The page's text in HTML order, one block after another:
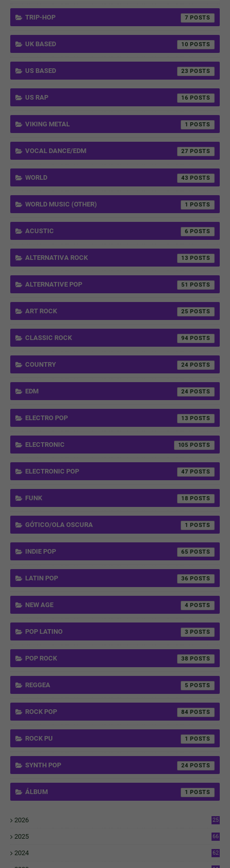
TRIP-HOP 7
UK BASED 10
US BASED 23
US RAP 16
VIKING METAL 1
VOCAL DANCE/EDM 27
WORLD 43
WORLD MUSIC (OTHER) 1
ACUSTIC 6
ALTERNATIVA ROCK 13
ALTERNATIVE POP 51
ART ROCK 25
CLASSIC ROCK 94
COUNTRY 24
EDM 24
ELECTRO POP 13
ELECTRONIC 105
ELECTRONIC POP 47
FUNK 18
GÓTICO/OLA OSCURA 1
INDIE POP 65
LATIN POP 36
NEW AGE 4
POP LATINO 3
POP ROCK 38
REGGEA 5
ROCK POP 84
ROCK PU 1
SYNTH POP 24
ÁLBUM 1
2026
25
2025
66
2024
62